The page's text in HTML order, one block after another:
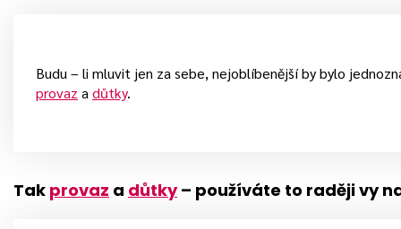
Budu – li mluvit jen za sebe, nejoblíbenější by bylo
provaz adůtky.
Tak provaz a důtky– používáte to raději vy